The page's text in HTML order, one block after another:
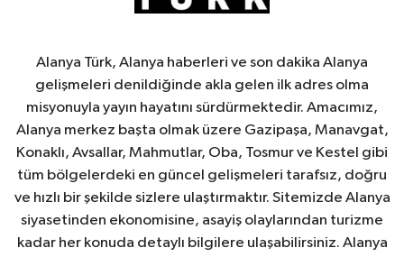
Alanya Türk, Alanya haberleri ve son dakika Alanya
gelişmeleri denildiğinde akla gelen ilk adres olma
misyonuyla yayın hayatını sürdürmektedir. Amacımız,
Alanya merkez başta olmak üzere Gazipaşa, Manavgat,
Konaklı, Avsallar, Mahmutlar, Oba, Tosmur ve Kestel gibi
tüm bölgelerdeki en güncel gelişmeleri tarafsız, doğru
ve hızlı bir şekilde sizlere ulaştırmaktır. Sitemizde Alanya
siyasetinden ekonomisine, asayiş olaylarından turizme
kadar her konuda detaylı bilgilere ulaşabilirsiniz. Alanya